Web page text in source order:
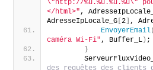
\"http://%u.%u.%u.%u\"
</html>",
AdresseIpLocale_G [2 ,
EnvoyerEmail(
caméra Wi-Fi", Buffer_L ) ;
}
des requêtes des clients